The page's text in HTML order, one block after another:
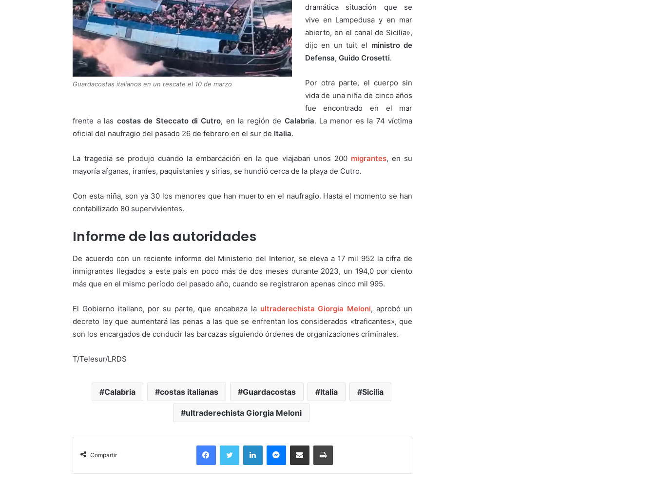
Guardacostas italianos en un rescate el 10 de marzo
dramática situación que se
vive en Lampedusa y en mar
abierto, en el canal de Sicilia»,
dijo en un tuit el ministro de
Defensa, Guido Crosetti.
Por otra parte, el cuerpo sin
vida de una niña de cinco años
fue encontrado en el mar
frente a las costas de Steccato di Cutro, en la región de Calabria. La menor es la 74 víctima
oficial del naufragio del pasado 26 de febrero en el sur de Italia.
La tragedia se produjo cuando la embarcación en la que viajaban unos 200 migrantes, en su
mayoría afganas, iraníes, paquistaníes y sirias, se hundió cerca de la playa de Cutro.
Con esta niña, son ya 30 los menores que han muerto en el naufragio. Hasta el momento se han
contabilizado 80 supervivientes.
Informe de las autoridades
De acuerdo con un reciente informe del Ministerio del Interior, se eleva a 17 mil 952 la cifra de
inmigrantes llegados a este país en poco más de dos meses durante 2023, un 194,0 por ciento
más que en el mismo período del pasado año, cuando se registraron apenas cinco mil 995.
El Gobierno italiano, por su parte, que encabeza la ultraderechista Giorgia Meloni, aprobó un
decreto ley que aumentará las penas a las que se enfrentan los considerados «traficantes», que
son los encargados de conducir las barcazas siguiendo órdenes de organizaciones criminales.
T/Telesur/LRDS
Calabria costas italianas Guardacostas Italia Sicilia
ultraderechista Giorgia Meloni
Compartir
FacebookTwitter LinkedInMessengerCompartir por correo electrónicoImprimir